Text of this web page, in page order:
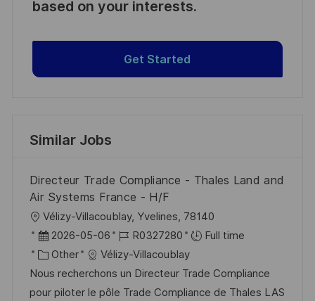
based on your interests.
Get Started
Similar Jobs
Directeur Trade Compliance - Thales Land and
Air Systems France - H/F
L
o
c
a
t
Vélizy-Villacoublay, Yvelines, 78140
P
o
s
t
2026-05-06
J
o
b
I
R0327280
Full time
C
a
t
Other
Vélizy-Villacoublay
Nous recherchons un Directeur Trade Compliance
pour piloter le pôle Trade Compliance de Thales LAS